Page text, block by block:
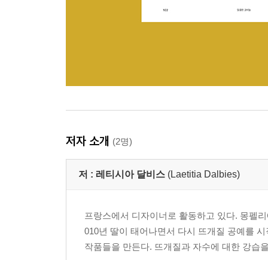
저자 소개 (2명)
저 : 레티시아 달비스 (Laetitia Dalbies)
프랑스에서 디자이너로 활동하고 있다. 몽펠
010년 딸이 태어나면서 다시 뜨개질 공예를
작품들을 만든다. 뜨개질과 자수에 대한 강습